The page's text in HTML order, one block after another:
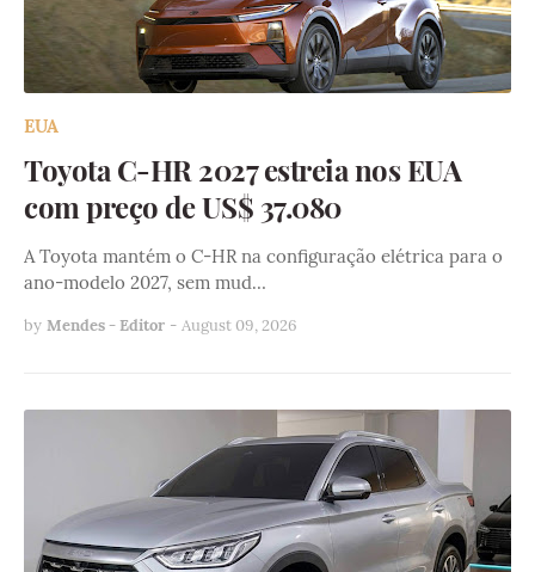
EUA
Toyota C-HR 2027 estreia nos EUA
com preço de US$ 37.080
A Toyota mantém o C-HR na configuração elétrica para o
ano-modelo 2027, sem mud…
by Mendes - Editor - August 09, 2026